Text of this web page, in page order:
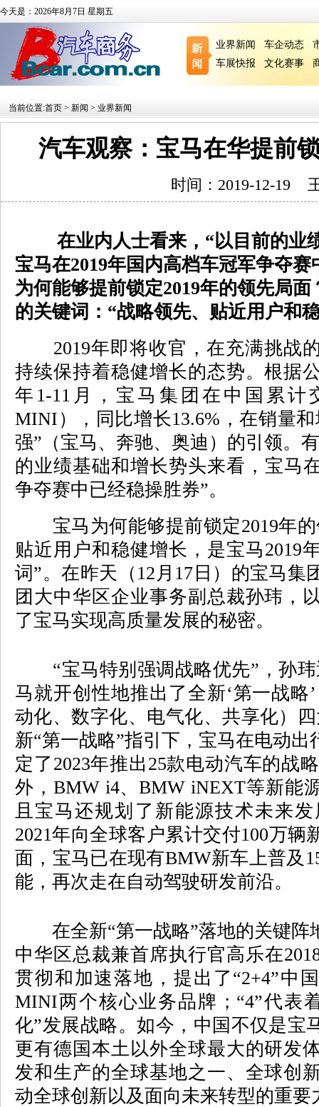
今天是：2026年8月7日 星期五
业界新闻 车企动态
车展快报
文化赛事
当前位置:首页 > 新闻 > 业界新闻
汽车观察：宝马在华提前
时间：2019-12-19
在业内人士看来，“以目前的业
宝马在2019年国内高档车冠军争夺
为何能够提前锁定2019年的领先局
的关键词：“战略领先、贴近用户和
2019年即将收官，在充满挑战
持续保持着稳健增长的态势。根据
年1-11月，宝马集团在中国累计
MINI），同比增长13.6%，在销量
强”（宝马、奔驰、奥迪）的引领。
的业绩基础和增长势头来看，宝马
争夺赛中已经稳操胜券”。
宝马为何能够提前锁定2019年的
贴近用户和稳健增长，是宝马2019
词”。在昨天（12月17日）的宝马集
团大中华区企业事务副总裁孙玮，
了宝马实现高质量发展的秘密。
“宝马特别强调战略优先”，孙玮
马就开创性地推出了全新‘第一战略
动化、数字化、电气化、共享化）
新“第一战略”指引下，宝马在电动
定了2023年推出25款电动汽车的战
外，BMW i4、BMW iNEXT等新能
且宝马还规划了新能源技术未来
2021年向全球客户累计交付100万辆
面，宝马已在现有BMW新车上普及
能，再次走在自动驾驶研发前沿。
在全新“第一战略”落地的关键阵
中华区总裁兼首席执行官高乐在
贯彻和加速落地，提出了“2+4”中
MINI两个核心业务品牌；“4”代表
化”发展战略。如今，中国不仅是宝
更有德国本土以外全球最大的研发
发和生产的全球基地之一、全球创
动全球创新以及面向未来转型的重要